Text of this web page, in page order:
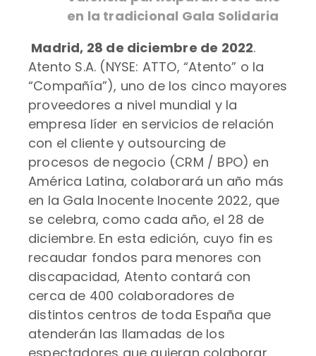
en la tradicional Gala Solidaria
Madrid, 28 de diciembre de 2022.
Atento S.A. (NYSE: ATTO, “Atento” o la
“Compañía”), uno de los cinco mayores
proveedores a nivel mundial y la
empresa líder en servicios de relación
con el cliente y outsourcing de
procesos de negocio (CRM / BPO) en
América Latina, colaborará un año más
en la Gala Inocente Inocente 2022, que
se celebra, como cada año, el 28 de
diciembre. En esta edición, cuyo fin es
recaudar fondos para menores con
discapacidad, Atento contará con
cerca de 400 colaboradores de
distintos centros de toda España que
atenderán las llamadas de los